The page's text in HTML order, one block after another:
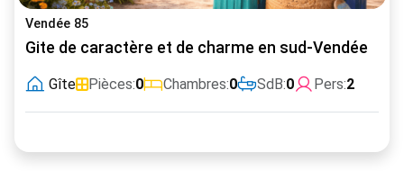
Vendée 85
Gite de caractère et de charme en sud-Vendée
Gîte Pièces:0 Chambres:0 SdB:0 Pers:2